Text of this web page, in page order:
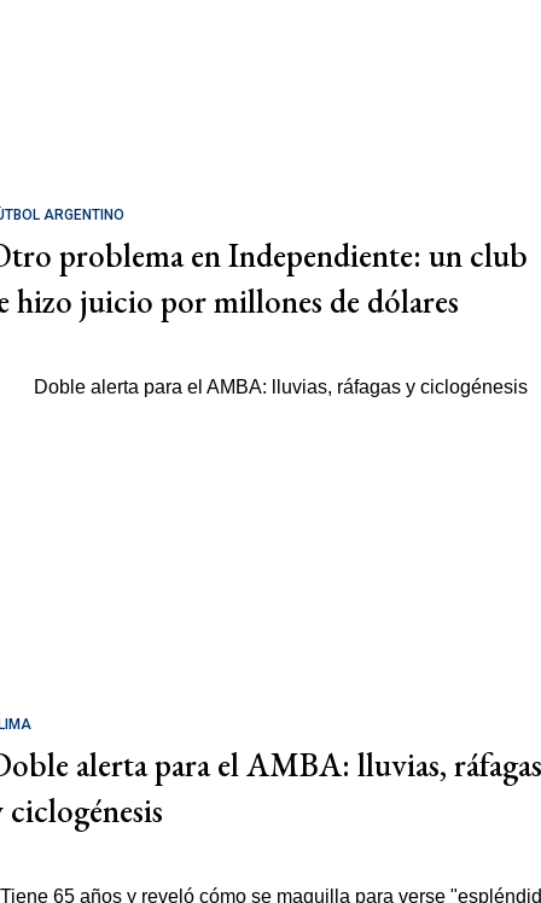
ARGENTINO
problema en Independiente: un club
hizo juicio por millones de dólares
alerta para el AMBA: lluvias, ráfagas
ciclogénesis